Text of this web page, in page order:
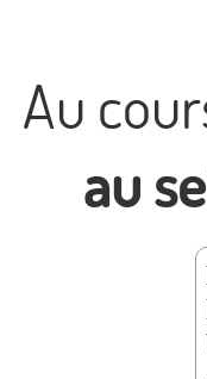
Au
au